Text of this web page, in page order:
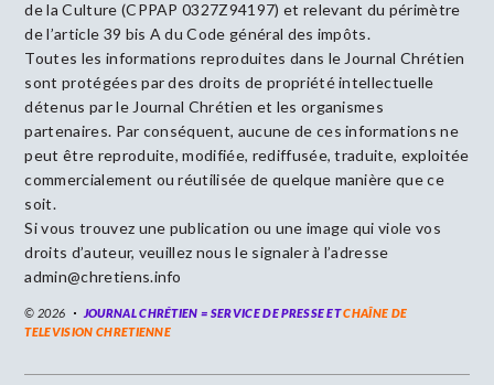
de la Culture (CPPAP 0327Z94197) et relevant du périmètre
de l’article 39 bis A du Code général des impôts.
Toutes les informations reproduites dans le Journal Chrétien
sont protégées par des droits de propriété intellectuelle
détenus par le Journal Chrétien et les organismes
partenaires. Par conséquent, aucune de ces informations ne
peut être reproduite, modifiée, rediffusée, traduite, exploitée
commercialement ou réutilisée de quelque manière que ce
soit.
Si vous trouvez une publication ou une image qui viole vos
droits d’auteur, veuillez nous le signaler à l’adresse
admin@chretiens.info
© 2026 JOURNAL CHRÉTIEN = SERVICE DE PRESSE ETCHAÎNE DE
TELEVISION CHRETIENNE